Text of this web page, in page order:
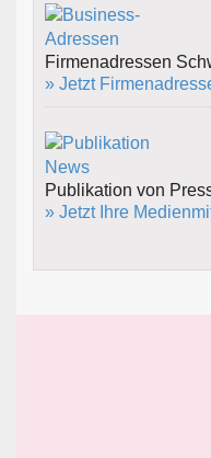
Firmenadressen
» Jetzt
Publikation von
» Jetzt Ihre